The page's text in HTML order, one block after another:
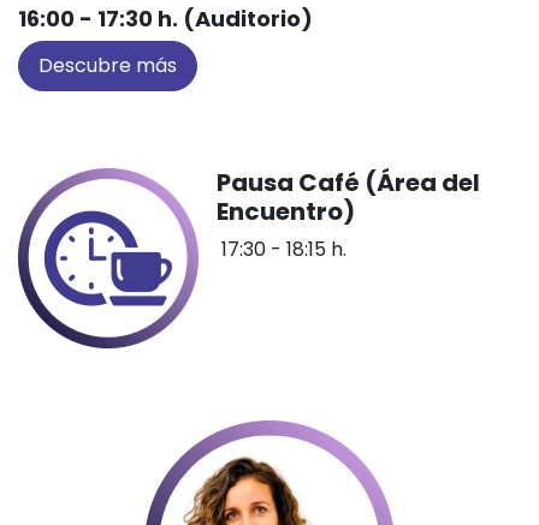
16:00 - 17:30 h. (Auditorio)
Descubre más
Pausa Café (Área del
Encuentro)
17:30 - 18:15 h.